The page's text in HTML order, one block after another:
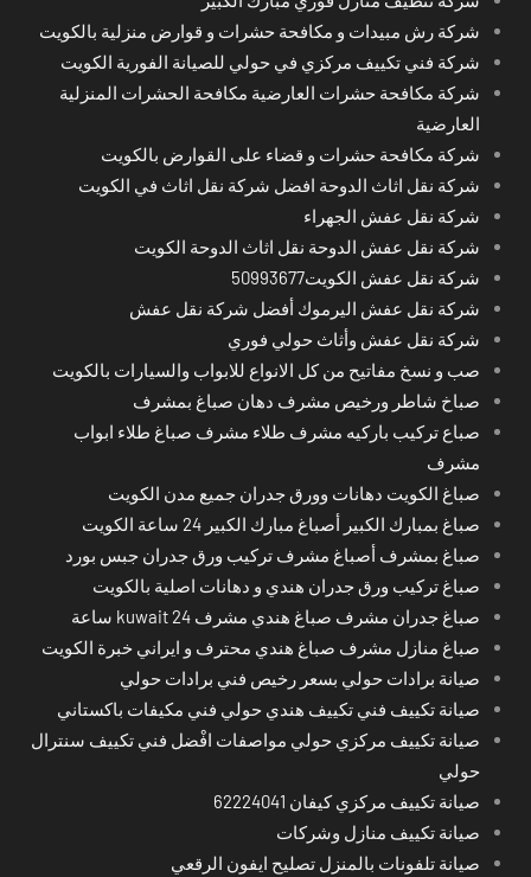
شركة رش مبيدات و مكافحة حشرات و قوارض منزلية بالكويت
شركة فني تكييف مركزي في حولي للصيانة الفورية الكويت
شركة مكافحة حشرات العارضية مكافحة الحشرات المنزلية
العارضية
شركة مكافحة حشرات و قضاء على القوارض بالكويت
شركة نقل اثاث الدوحة افضل شركة نقل اثاث في الكويت
شركة نقل عفش الجهراء
شركة نقل عفش الدوحة نقل اثاث الدوحة الكويت
شركة نقل عفش الكويت50993677
شركة نقل عفش اليرموك أفضل شركة نقل عفش
شركة نقل عفش وأثاث حولي فوري
صب و نسخ مفاتيح من كل الانواع للابواب والسيارات بالكويت
صباخ شاطر ورخيص مشرف دهان صباغ بمشرف
صباع تركيب باركيه مشرف طلاء مشرف صباغ طلاء ابواب
مشرف
صباغ الكويت دهانات وورق جدران جميع مدن الكويت
صباغ بمبارك الكبير أصباغ مبارك الكبير 24 ساعة الكويت
صباغ بمشرف أصباغ مشرف تركيب ورق جدران جبس بورد
صباغ تركيب ورق جدران هندي و دهانات اصلية بالكويت
صباغ جدران مشرف صباغ هندي مشرف kuwait 24 ساعة
صباغ منازل مشرف صباغ هندي محترف و ايراني خبرة الكويت
صيانة برادات حولي بسعر رخيص فني برادات حولي
صيانة تكييف فني تكييف هندي حولي فني مكيفات باكستاني
صيانة تكييف مركزي حولي مواصفات افْضل فني تكييف سنترال
حولي
صيانة تكييف مركزي كيفان 62224041
صيانة تكييف منازل وشركات
صيانة تلفونات بالمنزل تصليح ايفون الرقعي